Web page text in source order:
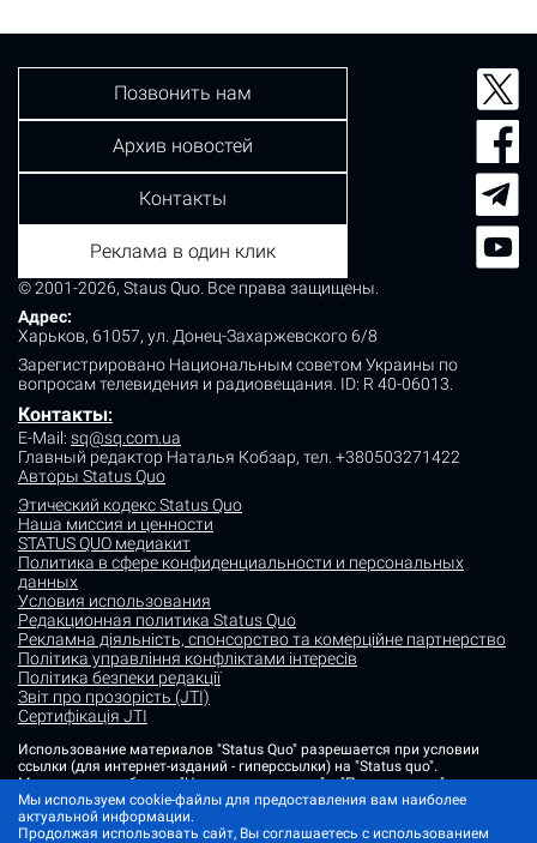
© 2001-2026, Staus Quo. Все права защищены.
Адрес:
Харьков, 61057, ул. Донец-Захаржевского 6/8
Зарегистрировано Национальным советом Украины по
вопросам телевидения и радиовещания. ID: R 40-06013.
Контакты:
E-Mail: sq@sq.com.ua
Главный редактор Наталья Кобзар, тел. +380503271422
Авторы Status Quo
Этический кодекс Status Quo
Наша миссия и ценности
STATUS QUO медиакит
Политика в сфере конфиденциальности и персональных
данных
Условия использования
Редакционная политика Status Quo
Рекламна діяльність, спонсорство та комерційне партнерство
Політика управління конфліктами інтересів
Політика безпеки редакції
Звіт про прозорість (JTI)
Сертифікація JTI
Позвонить нам
Архив новостей
Контакты
Реклама в один клик
Использование материалов "Status Quo" разрешается при условии
ссылки (для интернет-изданий - гиперссылки) на "Status quo".
Материалы в рубриках "Новости партнеров" и "Пресс-релизы"
размещаются на правах рекламы или в рамках некоммерческого
партнерства.
Мы используем cookie-файлы для предоставления вам наиболее
актуальной информации.
Продолжая использовать сайт, Вы соглашаетесь с использованием